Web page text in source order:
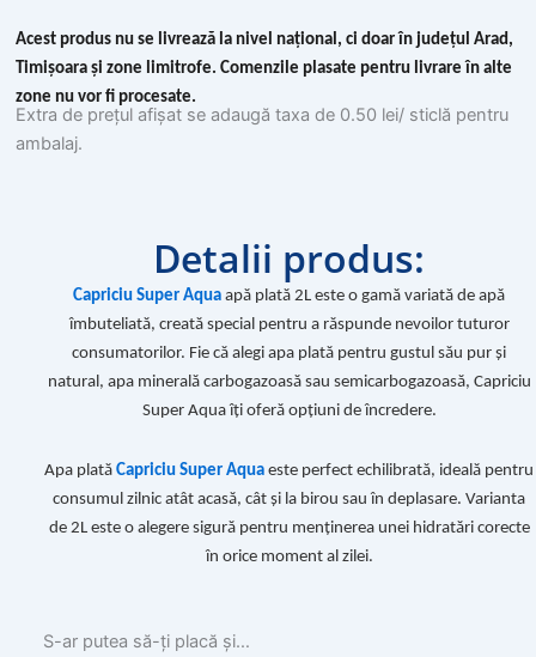
Acest produs nu se livrează la nivel național, ci doar în județul Arad,
Timișoara și zone limitrofe. Comenzile plasate pentru livrare în alte
zone nu vor fi procesate.
Extra de prețul afișat se adaugă taxa de 0.50 lei/ sticlă pentru
ambalaj.
Detalii produs:
Capriciu Super Aqua apă plată 2L este o gamă variată de apă
îmbuteliată, creată special pentru a răspunde nevoilor tuturor
consumatorilor. Fie că alegi apa plată pentru gustul său pur și
natural, apa minerală carbogazoasă sau semicarbogazoasă, Capriciu
Super Aqua îți oferă opțiuni de încredere.
Apa platăCapriciu Super Aqua este perfect echilibrată, ideală pentru
consumul zilnic atât acasă, cât și la birou sau în deplasare. Varianta
de 2L este o alegere sigură pentru menținerea unei hidratări corecte
în orice moment al zilei.
S-ar putea să-ți placă și…